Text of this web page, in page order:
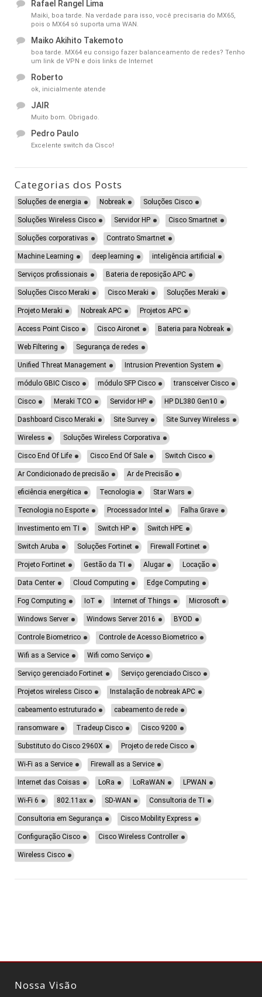
Rafael Rangel Lima
Maiki, boa tarde. Na verdade para isso, você precisaria do MX65,
pois o MX64 só suporta uma WAN.
Maiko Akihito Takemoto
boa tarde. MX64 eu consigo fazer balanceamento de redes? Tenho
um link de VPN e dois links de Internet
Roberto
ok, inicialmente atende
JAIR
Muito bom. Obrigado.
Pedro Paulo
Excelente switch da Cisco!
Categorias dos Posts
Soluções de energia Nobreak Soluções Cisco
Soluções Wireless Cisco Servidor HP Cisco Smartnet
Soluções corporativas Contrato Smartnet
Machine Learning deep learning inteligência artificial
Serviços profissionais Bateria de reposição APC
Soluções Cisco Meraki Cisco Meraki Soluções Meraki
Projeto Meraki Nobreak APC Projetos APC
Access Point Cisco Cisco Aironet Bateria para Nobreak
Web Filtering Segurança de redes
Unified Threat Management Intrusion Prevention System
módulo GBIC Cisco módulo SFP Cisco transceiver Cisco
Cisco Meraki TCO Servidor HP HP DL380 Gen10
Dashboard Cisco Meraki Site Survey Site Survey Wireless
Wireless Soluções Wireless Corporativa
Cisco End Of Life Cisco End Of Sale Switch Cisco
Ar Condicionado de precisão Ar de Precisão
eficiência energética Tecnologia Star Wars
Tecnologia no Esporte Processador Intel Falha Grave
Investimento em TI Switch HP Switch HPE
Switch Aruba Soluções Fortinet Firewall Fortinet
Projeto Fortinet Gestão da TI Alugar Locação
Data Center Cloud Computing Edge Computing
Fog Computing IoT Internet of Things Microsoft
Windows Server Windows Server 2016 BYOD
Controle Biometrico Controle de Acesso Biometrico
Wifi as a Service Wifi como Serviço
Serviço gerenciado Fortinet Serviço gerenciado Cisco
Projetos wireless Cisco Instalação de nobreak APC
cabeamento estruturado cabeamento de rede
ransomware Tradeup Cisco Cisco 9200
Substituto do Cisco 2960X Projeto de rede Cisco
Wi-Fi as a Service Firewall as a Service
Internet das Coisas LoRa LoRaWAN LPWAN
Wi-Fi 6 802.11ax SD-WAN Consultoria de TI
Consultoria em Segurança Cisco Mobility Express
Configuração Cisco Cisco Wireless Controller
Wireless Cisco
Nossa Visão